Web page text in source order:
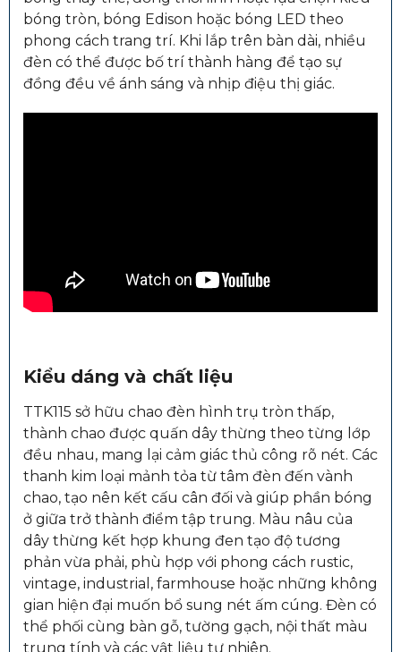
bóng tròn, bóng Edison hoặc bóng LED theo
phong cách trang trí. Khi lắp trên bàn dài, nhiều
đèn có thể được bố trí thành hàng để tạo sự
đồng đều về ánh sáng và nhịp điệu thị giác.
Kiểu dáng và chất liệu
TTK115 sở hữu chao đèn hình trụ tròn thấp,
thành chao được quấn dây thừng theo từng lớp
đều nhau, mang lại cảm giác thủ công rõ nét. Các
thanh kim loại mảnh tỏa từ tâm đèn đến vành
chao, tạo nên kết cấu cân đối và giúp phần bóng
ở giữa trở thành điểm tập trung. Màu nâu của
dây thừng kết hợp khung đen tạo độ tương
phản vừa phải, phù hợp với phong cách rustic,
vintage, industrial, farmhouse hoặc những không
gian hiện đại muốn bổ sung nét ấm cúng. Đèn có
thể phối cùng bàn gỗ, tường gạch, nội thất màu
trung tính và các vật liệu tự nhiên.